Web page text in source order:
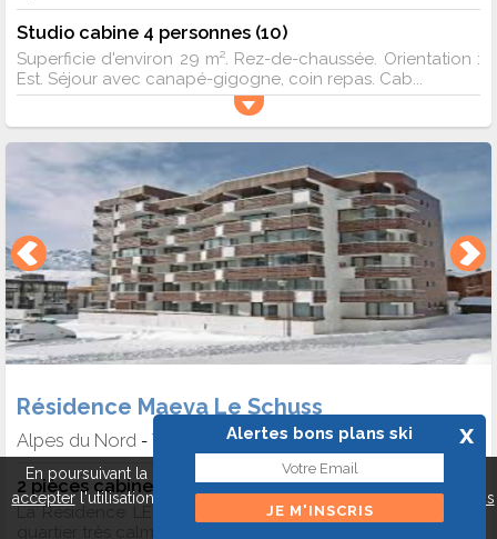
Studio cabine 4 personnes (10)
Superficie d'environ 29 m². Rez-de-chaussée. Orientation :
Est. Séjour avec canapé-gigogne, coin repas. Cab...
Résidence Maeva Le Schuss
Alpes du Nord - Val thorens
2 pièces cabine 6 personnes
La Résidence LE SCHUSS est idéalement située, dans un
Alertes bons plans ski x
En poursuivant la navigation sur ce site, vous pouvez
accepterl'utilisation de cookies pour mieux vous servir.
A propos
des cookies
Fermer